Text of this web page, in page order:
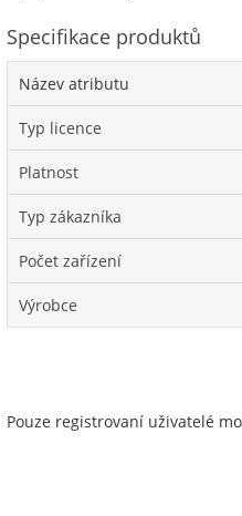
Specifikace produktů
Název atributu
Typ licence
Platnost
Typ zákazníka
Počet zařízení
Výrobce
Pouze registrovaní uživatelé